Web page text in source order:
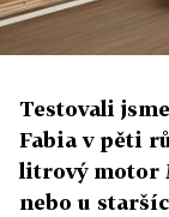
Testovali
Fabia v pěti
litrový motor
nebo u